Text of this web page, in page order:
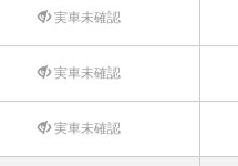
実車未確認
実車未確認
実車未確認